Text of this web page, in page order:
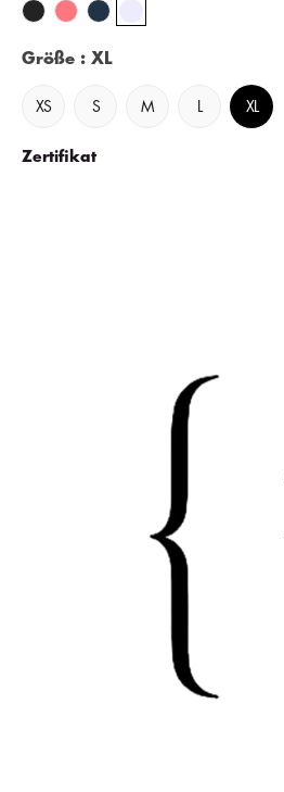
Größe : XL
XS S M XL
Zertifikat